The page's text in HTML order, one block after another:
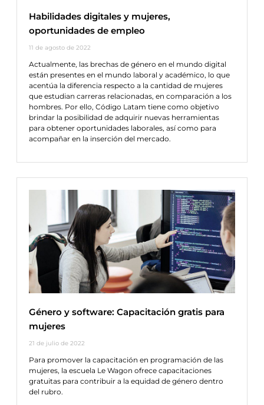
Habilidades digitales y mujeres,
oportunidades de empleo
11 de agosto de 2022
Actualmente, las brechas de género en el mundo digital
están presentes en el mundo laboral y académico, lo que
acentúa la diferencia respecto a la cantidad de mujeres
que estudian carreras relacionadas, en comparación a los
hombres. Por ello, Código Latam tiene como objetivo
brindar la posibilidad de adquirir nuevas herramientas
para obtener oportunidades laborales, así como para
acompañar en la inserción del mercado.
Género y software: Capacitación gratis para
mujeres
21 de julio de 2022
Para promover la capacitación en programación de las
mujeres, la escuela Le Wagon ofrece capacitaciones
gratuitas para contribuir a la equidad de género dentro
del rubro.